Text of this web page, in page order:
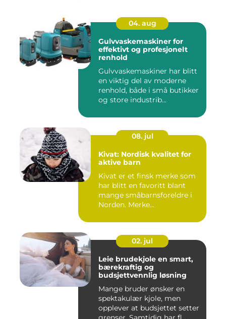
04. aug
Gulvvaskemaskiner for
effektivt og profesjonelt
renhold
Gulvvaskemaskiner har blitt
en viktig del av moderne
renhold, både i små butikker
og store industrib...
08. jul
Kivat: Nordisk kvalitet for
aktive barn
Kivat er et finsk merke som
har blitt en favoritt blant
mange småbarnsforeldre i
Norden. Merke...
02. jul
Leie brudekjole en smart,
bærekraftig og
budsjettvennlig løsning
Mange bruder ønsker en
spektakulær kjole, men
opplever at budsjettet setter